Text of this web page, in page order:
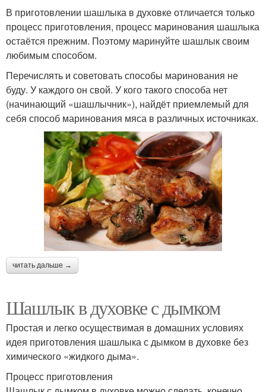
В приготовлении шашлыка в духовке отличается только
процесс приготовления, процесс маринования шашлыка
остаётся прежним. Поэтому маринуйте шашлык своим
любимым способом.
Перечислять и советовать способы маринования не
буду. У каждого он свой. У кого такого способа нет
(начинающий «шашлычник»), найдёт приемлемый для
себя способ маринования мяса в различных источниках.
читать дальше →
Шашлык в духовке с дымком
Простая и легко осуществимая в домашних условиях
идея приготовления шашлыка с дымком в духовке без
химического «жидкого дыма».
Процесс приготовления